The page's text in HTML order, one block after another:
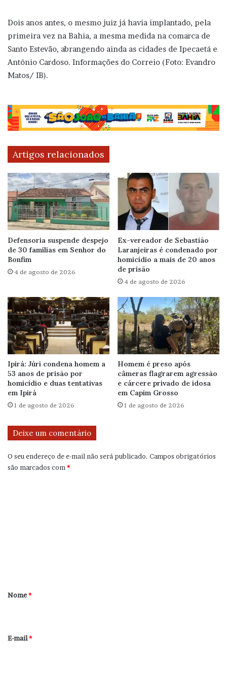
Dois anos antes, o mesmo juiz já havia implantado, pela
primeira vez na Bahia, a mesma medida na comarca de
Santo Estevão, abrangendo ainda as cidades de Ipecaetá e
Antônio Cardoso. Informações do Correio (Foto: Evandro
Matos/ IB).
Artigos relacionados
Defensoria suspende despejo
de 30 famílias em Senhor do
Bonfim
4 de agosto de 2026
Ex-vereador de Sebastião
Laranjeiras é condenado por
homicídio a mais de 20 anos
de prisão
4 de agosto de 2026
Ipirá: Júri condena homem a
53 anos de prisão por
homicídio e duas tentativas
em Ipirá
1 de agosto de 2026
Homem é preso após
câmeras flagrarem agressão
e cárcere privado de idosa
em Capim Grosso
1 de agosto de 2026
Deixe um comentário
O seu endereço de e-mail não será publicado. Campos obrigatórios
são marcados com*
r
*
Nome*
E-mail*